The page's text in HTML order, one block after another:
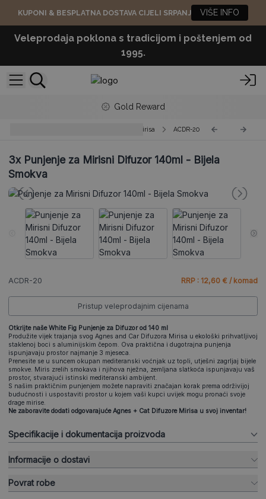
KUPONI & BESPLATNA DOSTAVA CIJELI SRPANJ VIŠE INFO
Veleprodaja poklona s tradicijom i poštenjem od
1995.
Gold Reward
Agnes + Cat Dopuna za Difuzor Mirisa ACDR-20
3xPunjenje za Mirisni Difuzor 140ml - Bijela
Smokva
ACDR-20 RRP : 12,60 € / komad
Pristup veleprodajnim cijenama
Otkrijte našeWhite Fig Punjenje za Difuzor od 140 ml
Produžite vijek trajanja svog Agnes and Car Difuzora Mirisa u ekološki prihvatljivoj
staklenoj boci s aluminijskim čepom. Ova praktična i dugotrajna punjenja
ispunjavaju prostor najmanje 3 mjeseca.
Prenesite se u suncem okupan mediteranski voćnjak uz topli, utješni zagrljaj bijele
smokve. Miris zrelih smokava i njihova nježna, zemljana slatkoća ispunjavaju vaš
prostor, stvarajući istinski mediteranski ambijent.
S našim praktičnim punjenjem možete napraviti značajan korak prema održivijoj
budućnosti i uspostaviti prostor u kojem vaši kupci uvijek mogu pronaći svoje
drage mirise.
Ne zaboravite dodati odgovarajuće Agnes + Cat Difuzore Mirisa u svoj inventar!
Specifikacije i dokumentacija proizvoda
Informacije o dostavi
Povrat robe